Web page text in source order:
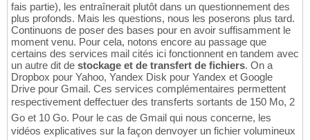
fais partie), les entraînerait plutôt dans un questionnement des
plus profonds. Mais les questions, nous les poserons plus tard.
Continuons de poser des bases pour en avoir suffisamment le
moment venu. Pour cela, notons encore au passage que
certains des services mail cités ici fonctionnent en tandem avec
un autre dit de stockage et de transfert de fichiers. On a
Dropbox pour Yahoo, Yandex Disk pour Yandex et Google
Drive pour Gmail. Ces services complémentaires permettent
respectivement deffectuer des transferts sortants de 150 Mo, 2
Go et 10 Go. Pour le cas de Gmail qui nous concerne, les
vidéos explicatives sur la façon denvoyer un fichier volumineux